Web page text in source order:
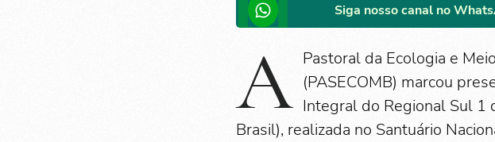
Siga nosso canal no
A Pastoral da Ecologia e
(PASECOMB) marcou
Integral do Regional Sul 1
Brasil), realizada no Santuário